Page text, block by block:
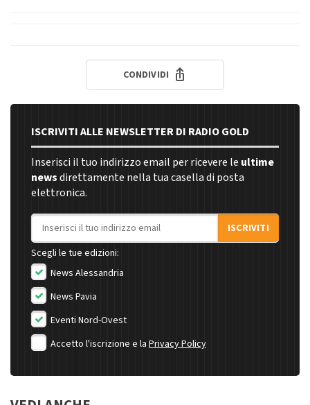
CONDIVIDI
ISCRIVITI ALLE NEWSLETTER DI RADIO GOLD
Inserisci il tuo indirizzo email per ricevere le ultime
newsdirettamente nella tua casella di posta
elettronica.
Indirizzo email
ISCRIVITI
Scegli le tue edizioni:
News Alessandria
News Pavia
Eventi Nord-Ovest
Accetto l'iscrizione e la Privacy Policy